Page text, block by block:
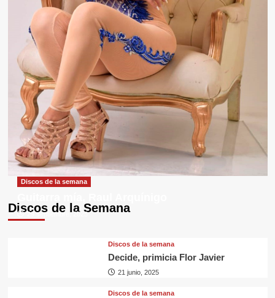
Discos de la Semana
Discos de la semana
29 septiembre, 2025
Discos de la semana
Decide, primicia Flor Javier
21 junio, 2025
Discos de la semana